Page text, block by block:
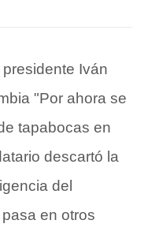
Iván
"Por ahora se
tapabocas en
descartó la
del
en otros